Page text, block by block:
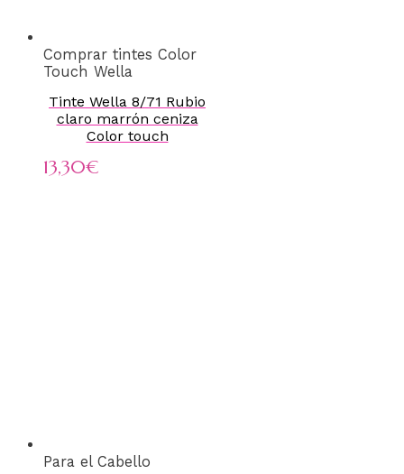
Comprar tintes Color
Touch Wella
Tinte Wella 8/71 Rubio
claro marrón ceniza
Color touch
13,30€
Para el Cabello